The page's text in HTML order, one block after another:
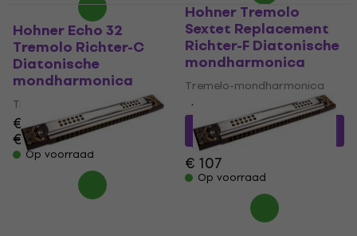
Hohner Echo 32
Tremolo Richter-C
Diatonische
mondharmonica
Tremelo-mondharmonica
€ 65,60
€ 76,80
Op voorraad
Hohner Tremolo
Sextet Replacement
Richter-F Diatonische
mondharmonica
Tremelo-mondharmonica
4,5
€ 72,38met code
MUZMUZ-30
€ 107
Op voorraad